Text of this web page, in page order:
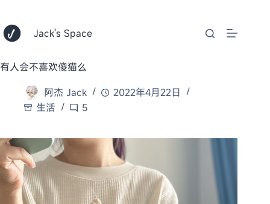
内
Jack's Space
有人会不喜欢傻猫么
阿杰 Jack
2022年4月22日
生活
5